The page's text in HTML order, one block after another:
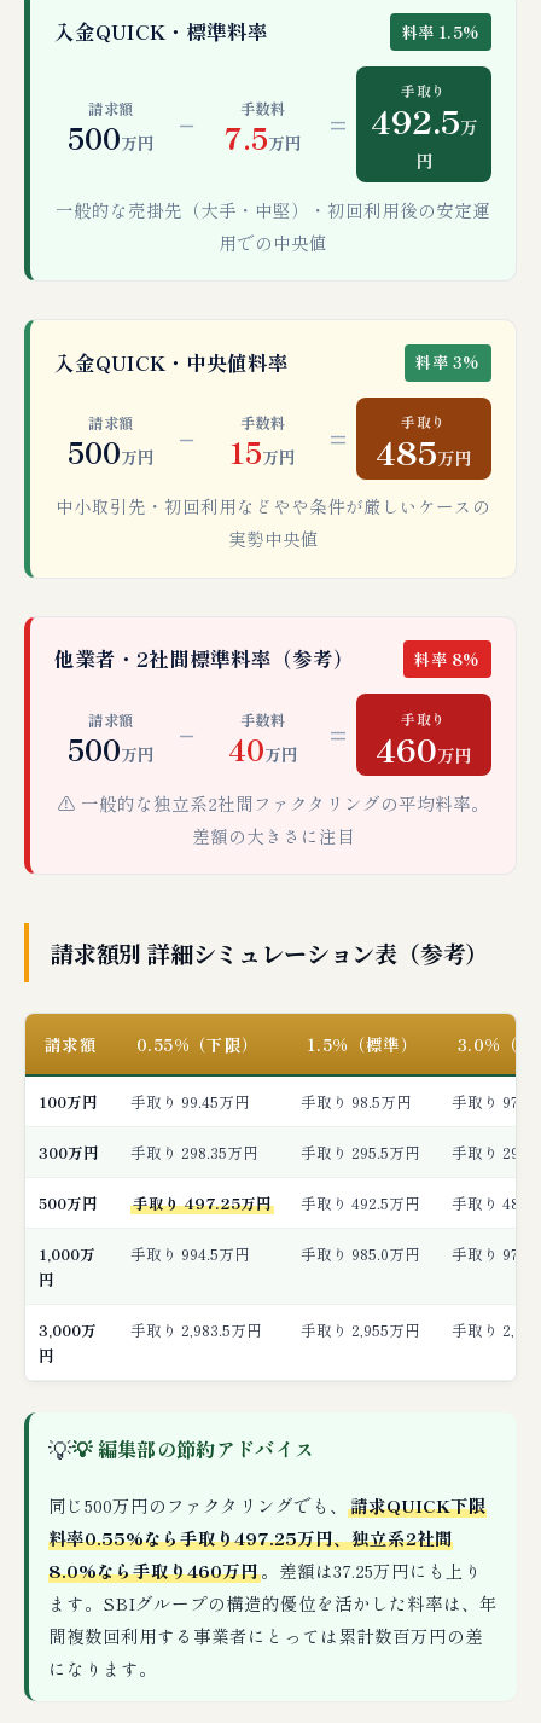
入金QUICK・標準料率 料率 1.5%
請求額
500万円
− 手数料
7.5万円
=
手取り
492.5万
円
一般的な売掛先（大手・中堅）・初回利用後の安定運
用での中央値
入金QUICK・中央値料率 料率 3%
請求額
500万円
− 手数料
15万円
= 手取り
485万円
中小取引先・初回利用などやや条件が厳しいケースの
実勢中央値
他業者・2社間標準料率（参考） 料率 8%
請求額
500万円
− 手数料
40万円
= 手取り
460万円
⚠️ 一般的な独立系2社間ファクタリングの平均料率。
差額の大きさに注目
請求額別 詳細シミュレーション表（参考）
請求額 0.55%（下限） 1.5%（標準） 3.0%（中
100万円 手取り 99.45万円 手取り 98.5万円 手取り 97.0
300万円 手取り 298.35万円 手取り 295.5万円 手取り
500万円 手取り 497.25万円 手取り 492.5万円 手取り
1,000万
円
手取り 994.5万円 手取り 985.0万円 手取り
3,000万
円
手取り 2,983.5万円 手取り 2,955万円 手取り
💡💡 編集部の節約アドバイス
同じ500万円のファクタリングでも、 請求QUICK下限
料率0.55%なら手取り497.25万円、独立系2社間
8.0%なら手取り460万円。差額は37.25万円にも上り
ます。SBIグループの構造的優位を活かした料率は、年
間複数回利用する事業者にとっては累計数百万円の差
になります。